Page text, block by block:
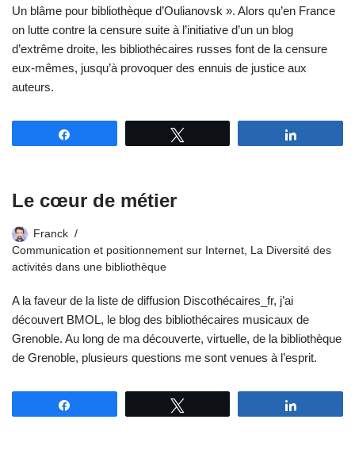
Un blâme pour bibliothèque d’Oulianovsk ». Alors qu’en France
on lutte contre la censure suite à l’initiative d’un un blog
d’extrême droite, les bibliothécaires russes font de la censure
eux-mêmes, jusqu’à provoquer des ennuis de justice aux
auteurs.
Le cœur de métier
Franck
Communication et positionnement sur Internet, La Diversité des
activités dans une bibliothèque
A la faveur de la liste de diffusion Discothécaires_fr, j’ai
découvert BMOL, le blog des bibliothécaires musicaux de
Grenoble. Au long de ma découverte, virtuelle, de la bibliothèque
de Grenoble, plusieurs questions me sont venues à l’esprit.